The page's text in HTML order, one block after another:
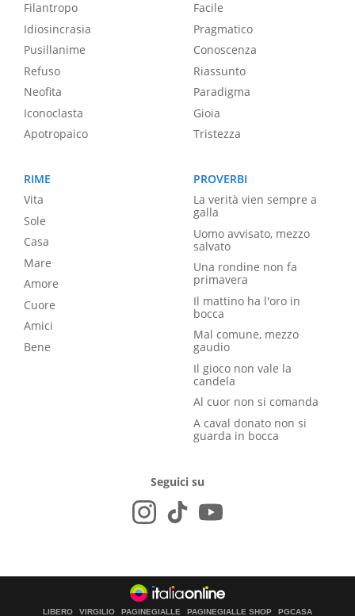
Filantropo
Idiosincrasia
Pusillanime
Refuso
Neofita
Iconoclasta
Apotropaico
Facile
Pragmatico
Conoscenza
Riassunto
Paradigma
Gioia
Tristezza
RIME
Vita
Sole
Casa
Mare
Amore
Cuore
Amici
Bene
PROVERBI
La verità vien sempre a
galla
Uomo avvisato, mezzo
salvato
Una rondine non fa
primavera
Il mattino ha l'oro in
bocca
Mal comune, mezzo
gaudio
Il gioco non vale la
candela
Al cuor non si comanda
A caval donato non si
guarda in bocca
Seguici su
LIBERO VIRGILIO PAGINEGIALLE PAGINEGIALLE SHOP PGCASA